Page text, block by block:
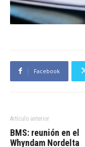
Facebook
Artículo anterior
BMS: reunión en el
Whyndam Nordelta